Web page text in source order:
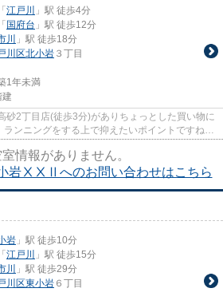
「 江戸川
」駅 徒歩4分
「 国府台 」駅 徒歩12分
川
」駅 徒歩18分
川区北小岩 ３丁目
1年未満
建
砂2丁目店(徒歩3分)がありちょっとした買い物に
ンニングをする上で抑えたいポイントですね。
情報がありません。
岩ⅩⅩⅡへのお問い合わせはこちら
岩 」駅 徒歩10分
「 江戸川
」駅 徒歩15分
川
」駅 徒歩29分
川区東小岩 ６丁目